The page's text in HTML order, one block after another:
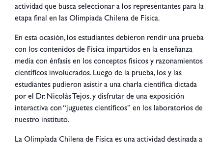
actividad que busca seleccionar a los representantes para la
etapa final en las Olimpiada Chilena de Física.
En esta ocasión, los estudiantes debieron rendir una prueba
con los contenidos de Física impartidos en la enseñanza
media con énfasis en los conceptos físicos y razonamientos
científicos involucrados. Luego de la prueba, los y las
estudiantes pudieron asistir a una charla científica dictada
por el Dr. Nicolás Tejos, y disfrutar de una exposición
interactiva con “juguetes científicos” en los laboratorios de
nuestro instituto.
La Olimpíada Chilena de Física es una actividad destinada a